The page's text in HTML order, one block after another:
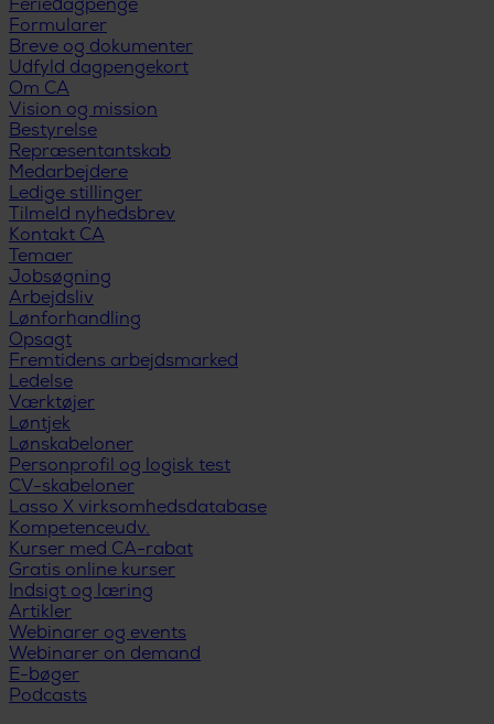
Feriedagpenge
Formularer
Breve og dokumenter
Udfyld dagpengekort
Om CA
Vision og mission
Bestyrelse
Repræsentantskab
Medarbejdere
Ledige stillinger
Tilmeld nyhedsbrev
Kontakt CA
Temaer
Jobsøgning
Arbejdsliv
Lønforhandling
Opsagt
Fremtidens arbejdsmarked
Ledelse
Værktøjer
Løntjek
Lønskabeloner
Personprofil og logisk test
CV-skabeloner
Lasso X virksomhedsdatabase
Kompetenceudv.
Kurser med CA-rabat
Gratis online kurser
Indsigt og læring
Artikler
Webinarer og events
Webinarer on demand
E-bøger
Podcasts